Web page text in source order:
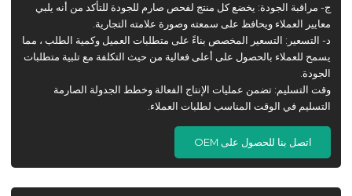
ج- مراقبة الجودة: يخضع كل منتج لفحص صارم للجودة للتأكد من أنه يلبي
معايير العملاء ويحافظ على سمعته وصورة علامته التجارية.
د- التسعير: التسعير المخصص بناءً على متطلبات العميل وكمية الطلب ، مما
يسمح للعملاء بالحصول على أعلى فعالية من حيث التكلفة مع تلبية متطلبات
الجودة.
وقت التسليم: تضمن عمليات الإنتاج الفعالة وخطط الجدولة الصارمة
التسليم في الوقت المناسب لطلبات العملاء.
اتصل بنا للحصول على OEM